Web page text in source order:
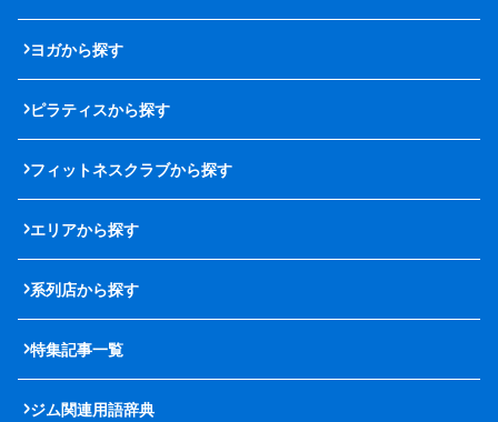
ヨガから探す
ピラティスから探す
フィットネスクラブから探す
エリアから探す
系列店から探す
特集記事一覧
ジム関連用語辞典